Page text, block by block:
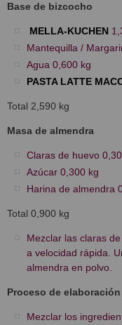
Base de bizcocho
MELLA-KUCHEN
Mantequilla /
Agua 0,600 kg
PASTA LATTE
Total 2,590 kg
Masa de almendra
Claras de huevo
Azúcar 0,300 kg
Harina de almendra
Total 0,900 kg
Mezclar las claras
a velocidad rápida.
almendra en polvo.
Proceso de elaboración
Mezclar los